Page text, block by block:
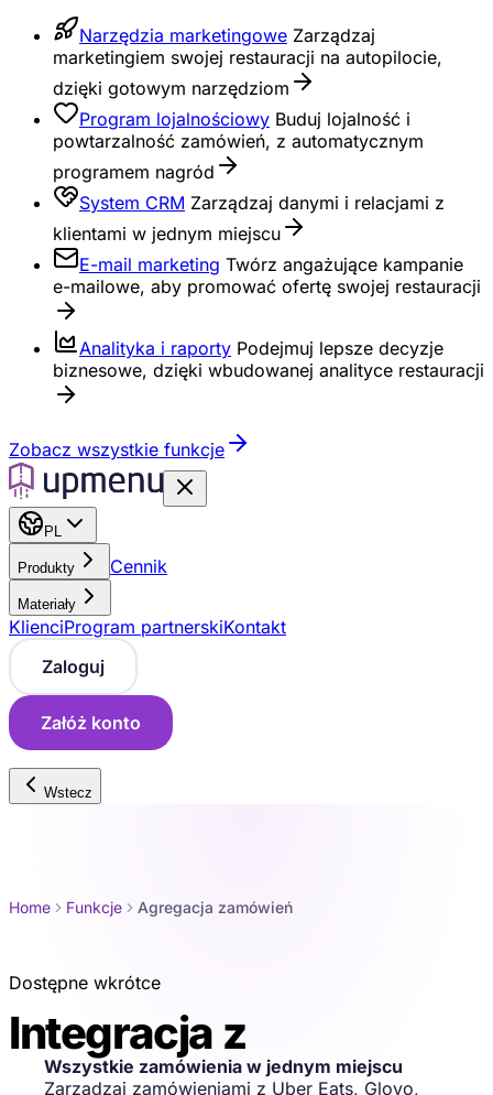
Narzędzia marketingowe Zarządzaj
marketingiem swojej restauracji na autopilocie,
dzięki gotowym narzędziom
Program lojalnościowy Buduj lojalność i
powtarzalność zamówień, z automatycznym
programem nagród
System CRM Zarządzaj danymi i relacjami z
klientami w jednym miejscu
E-mail marketing Twórz angażujące kampanie
e-mailowe, aby promować ofertę swojej restauracji
Analityka i raporty Podejmuj lepsze decyzje
biznesowe, dzięki wbudowanej analityce restauracji
Zobacz wszystkie funkcje
PL
Produkty Cennik
Materiały
KlienciProgram partnerskiKontakt
Zaloguj
Załóż konto
Wstecz
Home Funkcje Agregacja zamówień
Dostępne wkrótce
Integracja z
Wszystkie zamówienia w jednym miejscu
Zarządzaj zamówieniami z Uber Eats, Glovo,